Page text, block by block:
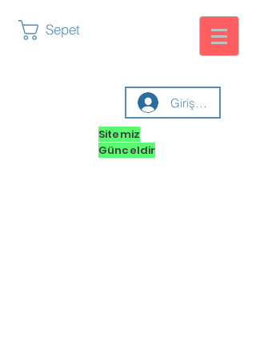
Sepet
Giriş yap
Sitemiz
Günceldir